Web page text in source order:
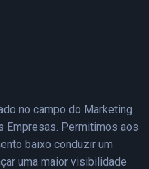
no campo do Marketing
Empresas. Permitimos aos
baixo conduzir um
uma maior visibilidade